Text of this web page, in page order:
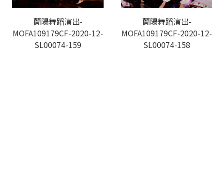
蘭陽舞蹈演出-
MOFA109179CF-2020-12-
SL00074-159
蘭陽舞蹈演出-
MOFA109179CF-2020-12-
SL00074-158